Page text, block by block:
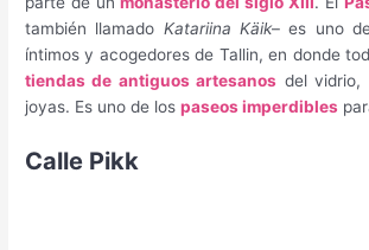
también llamado Katariina Käik– es uno
íntimos y acogedores de Tallin, en donde
tiendas de antiguos artesanos del vidrio,
joyas. Es uno de lospaseos imperdibles
Calle Pikk